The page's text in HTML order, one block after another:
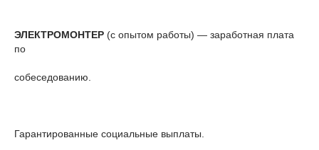
ЭЛЕКТРОМОНТЕР (с опытом работы) — заработная плата
по
собеседованию.
Гарантированные социальные выплаты.